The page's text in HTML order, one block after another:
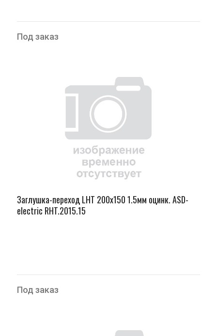
Под заказ
Заглушка-переход LHT 200х150 1.5мм оцинк. ASD-
electric RHT.2015.15
Под заказ